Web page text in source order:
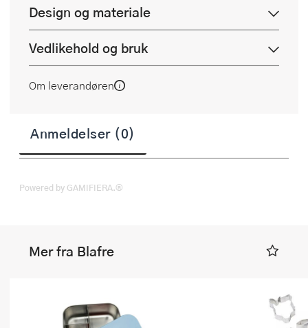
Design og materiale
Vedlikehold og bruk
Om leverandøren
Anmeldelser (0)
Powered by GAMIFIERA.®
Mer fra Blafre